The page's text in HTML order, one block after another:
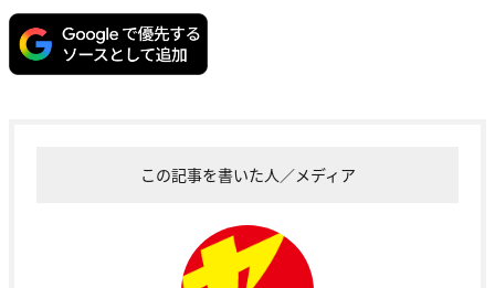
この記事を書いた人／メディア